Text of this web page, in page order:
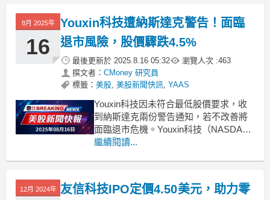
8月 2025年
16
Youxin科技遭納斯達克警告！面臨
退市風險，股價驟跌4.5%
最後更新於 2025.8.16 05:32 瀏覽人次 :463
撰文者： CMoney 研究員
標籤： 美股, 美股新聞快訊, YAAS
Youxin科技因未符合最低股價要求，收
到納斯達克兩份警告通知，若不改善將
面臨退市危機。Youxin科技（NASDAQ:
YAAS）於2025年8月13日收到了來自納
保持至少3500萬美元的上市證券市場價
值。這些通知使得Youxin
繼續閱讀...
12月 2024年
友信科技IPO定價4.50美元，助力零